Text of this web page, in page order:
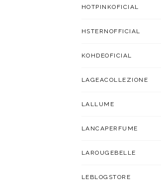
HOTPINKOFICIAL
HSTERNOFFICIAL
KOHDEOFICIAL
LAGEACOLLEZIONE
LALLUME
LANCAPERFUME
LAROUGEBELLE
LEBLOGSTORE